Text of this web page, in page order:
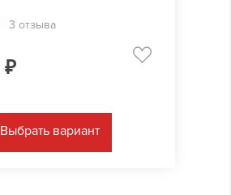
3 отзыва
₽
Выбрать вариант